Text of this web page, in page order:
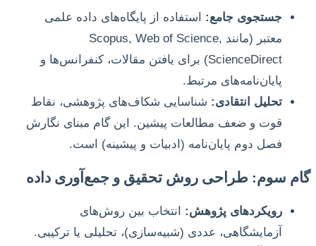
جستجوی جامع: استفاده از پایگاه‌های داده علمی
معتبر (مانند Scopus, Web of Science,
ScienceDirect) برای یافتن مقالات، کنفرانس‌ها و
پایان‌نامه‌های مرتبط.
تحلیل انتقادی: شناسایی شکاف‌های پژوهشی، نقاط
قوت و ضعف مطالعات پیشین. این گام مبنای نگارش
فصل دوم پایان‌نامه (ادبیات و پیشینه) است.
گام سوم: طراحی روش تحقیق و جمع‌آوری داده
رویکردهای پژوهش: انتخاب بین روش‌های
آزمایشگاهی، عددی (شبیه‌سازی)، تحلیلی یا ترکیبی.